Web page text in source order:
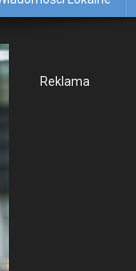
Rekla­ma